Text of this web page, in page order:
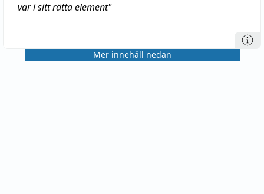
var i sitt rätta element"
Mer innehåll nedan